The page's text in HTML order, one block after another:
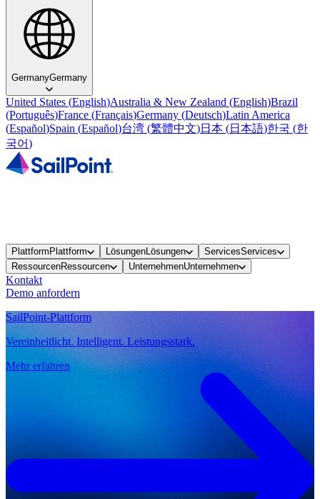
GermanyGermany
United States (English)Australia & New Zealand (English)Brazil
(Português)France (Français)Germany (Deutsch)Latin America
(Español)Spain (Español)台湾 (繁體中文)日本 (日本語)한국 (한
국어)
Plattform Plattform LösungenLösungen ServicesServices
RessourcenRessourcen UnternehmenUnternehmen
Kontakt
Demo anfordern
SailPoint-Plattform
Vereinheitlicht. Intelligent. Leistungsstark.
Mehr erfahren